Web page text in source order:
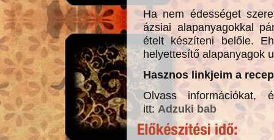
Ha nem édességet
ázsiai alapanyagokkal
ételt készíteni belőle.
helyettesítő alapanyagok
Hasznos linkjeim a
Olvass információkat,
itt: Adzuki bab